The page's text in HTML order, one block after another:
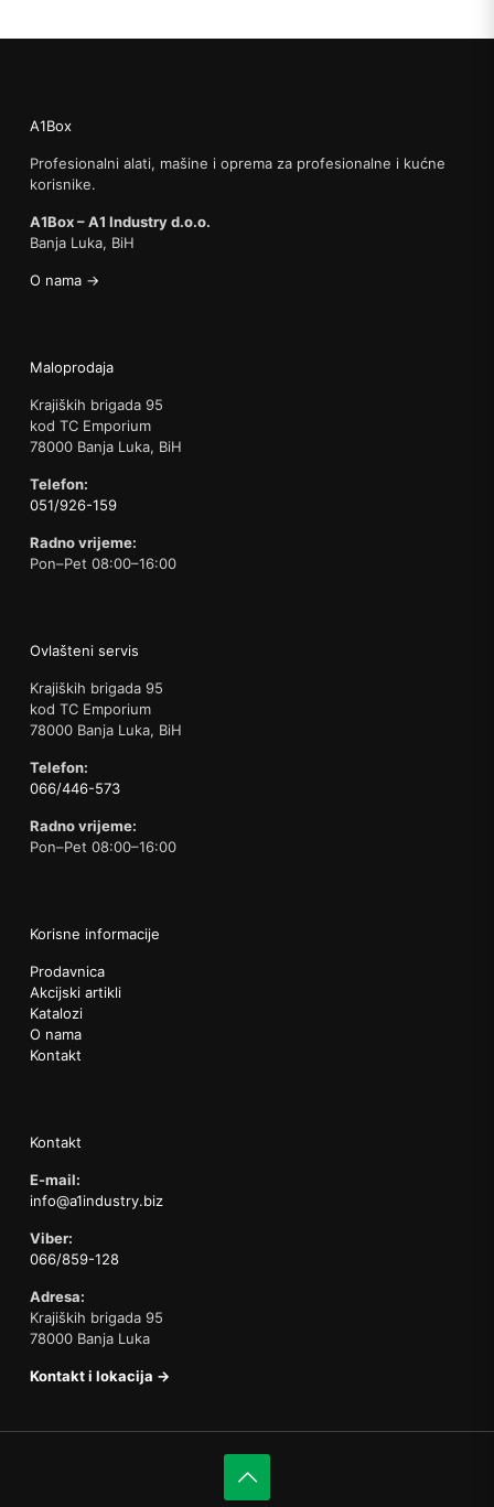
A1Box
Profesionalni alati, mašine i oprema za profesionalne i kućne
korisnike.
A1Box – A1 Industry d.o.o.
Banja Luka, BiH
O nama →
Maloprodaja
Krajiških brigada 95
kod TC Emporium
78000 Banja Luka, BiH
Telefon:
051/926-159
Radno vrijeme:
Pon–Pet 08:00–16:00
Ovlašteni servis
Krajiških brigada 95
kod TC Emporium
78000 Banja Luka, BiH
Telefon:
066/446-573
Radno vrijeme:
Pon–Pet 08:00–16:00
Korisne informacije
Prodavnica
Akcijski artikli
Katalozi
O nama
Kontakt
Kontakt
E-mail:
info@a1industry.biz
Viber:
066/859-128
Adresa:
Krajiških brigada 95
78000 Banja Luka
Kontakt i lokacija →